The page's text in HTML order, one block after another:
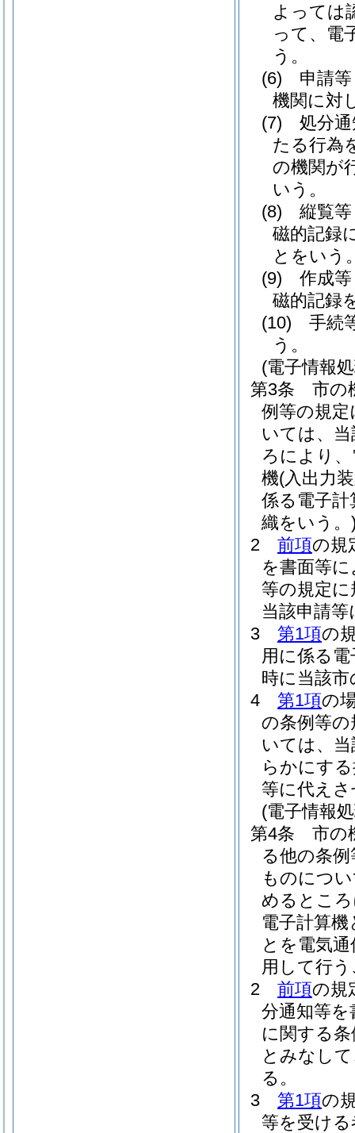
よっては
って、電
う。
(6)
申請
機関に対
(7)
処分
たる行為
の機関が
いう。
(8)
縦覧
磁的記録
とをいう
(9)
作成
磁的記録
(10)
手続
う。
(電子情報
第3条
市の
例等の規
いては、
ろにより
機(入出力
係る電子計
織をいう。
2
前項の規
を書面等
等の規定
当該申請
3
第1項の
用に係る
時に当該
4
第1項の
の条例等
いては、
らかにす
等に代え
(電子情報
第4条
市の
る他の条
ものにつ
めるとこ
電子計算
とを電気
用して行
2
前項の規
分通知等
に関する
とみなし
る。
3
第1項の
等を受け